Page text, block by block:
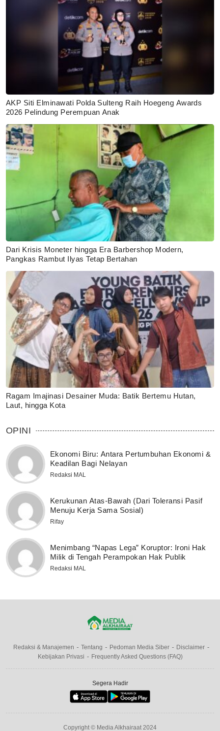
AKP Siti Elminawati Polda Sulteng Raih Hoegeng Awards
2026 Pelindung Perempuan Anak
Dari Krisis Moneter hingga Era Barbershop Modern,
Pangkas Rambut Ilyas Tetap Bertahan
Ragam Imajinasi Desainer Muda: Batik Bertemu Hutan,
Laut, hingga Kota
OPINI
Ekonomi Biru: Antara Pertumbuhan Ekonomi &
Keadilan Bagi Nelayan
Redaksi MAL
Kerukunan Atas-Bawah (Dari Toleransi Pasif
Menuju Kerja Sama Sosial)
Rifay
Menimbang “Napas Lega” Koruptor: Ironi Hak
Milik di Tengah Perampokan Hak Publik
Redaksi MAL
Redaksi & Manajemen Tentang Pedoman Media Siber
Disclaimer
Kebijakan Privasi
Frequently Asked Questions (FAQ)
Segera Hadir
Copyright © Media Alkhairaat 2024